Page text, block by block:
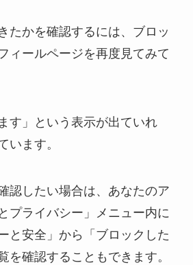
たかを確認するには、ブロッ
ィールページを再度見てみて
す」という表示が出ていれ
います。
認したい場合は、あなたのア
プライバシー」メニュー内に
と安全」から「ブロックした
を確認することもできます。